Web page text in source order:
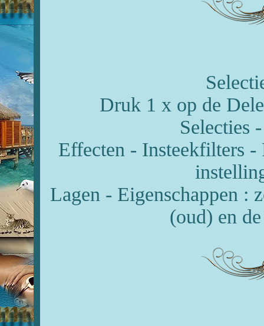
Druk 1 x op de
Selecties
Effecten - Insteekfilters
Lagen - Eigenschappen :
(oud) en